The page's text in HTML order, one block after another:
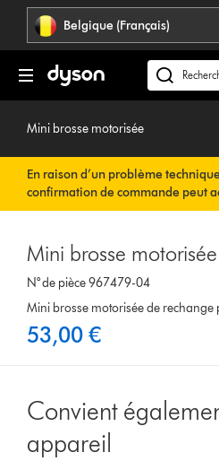
Sauter
pages
Belgique (Français)
Rechercher
des
Mini brosse motorisée
En raison d’un problème
confirmation de commande peut
retardé. Nous travaillons déjà à
commande vous sera envoyée
plus brefs délais.
Mini brosse motorisée
N° de pièce 967479-04
Mini brosse motorisée de
53,00 €
Convient
appareil